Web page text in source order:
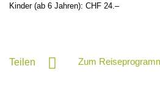
Kinder (ab 6 Jahren): CHF 24.–
Teilen Zum